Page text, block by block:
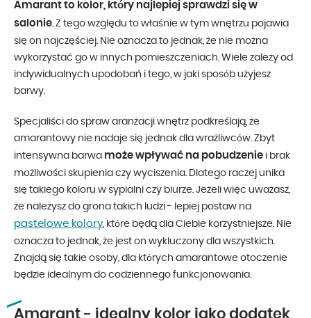
Amarant to kolor, który najlepiej sprawdzi się w
salonie . Z tego względu to właśnie w tym wnętrzu pojawia
się on najczęściej. Nie oznacza to jednak, że nie można
wykorzystać go w innych pomieszczeniach. Wiele zależy od
indywidualnych upodobań i tego, w jaki sposób użyjesz
barwy.
Specjaliści do spraw aranżacji wnętrz podkreślają, że
amarantowy nie nadaje się jednak dla wrażliwców. Zbyt
intensywna barwa może wpływać na pobudzenie i brak
możliwości skupienia czy wyciszenia. Dlatego raczej unika
się takiego koloru w sypialni czy biurze. Jeżeli więc uważasz,
że należysz do grona takich ludzi - lepiej postaw na
pastelowe kolory, które będą dla Ciebie korzystniejsze. Nie
oznacza to jednak, że jest on wykluczony dla wszystkich.
Znajdą się takie osoby, dla których amarantowe otoczenie
będzie idealnym do codziennego funkcjonowania.
Amarant - idealny kolor jako dodatek